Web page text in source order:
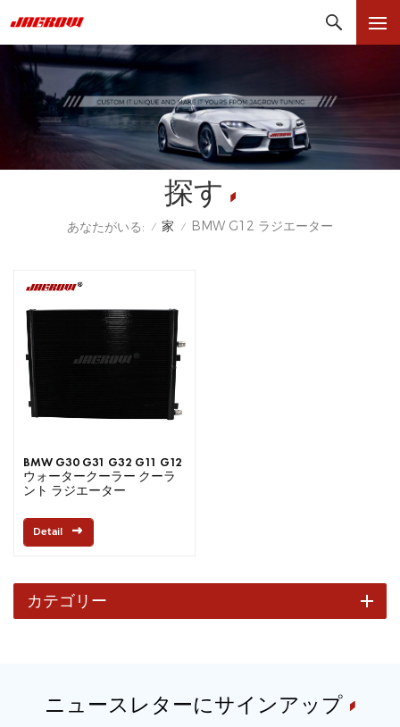
探す
あなたがいる: / 家 / BMW G12 ラジエーター
BMW G30 G31 G32 G11 G12
ウォータークーラー クーラ
ント ラジエーター
Detail
カテゴリー
ニュースレターにサインアップ